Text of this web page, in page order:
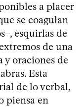
a placer
se coagulan
esquirlas de
de una
oraciones de
Esta
de lo verbal,
piensa en